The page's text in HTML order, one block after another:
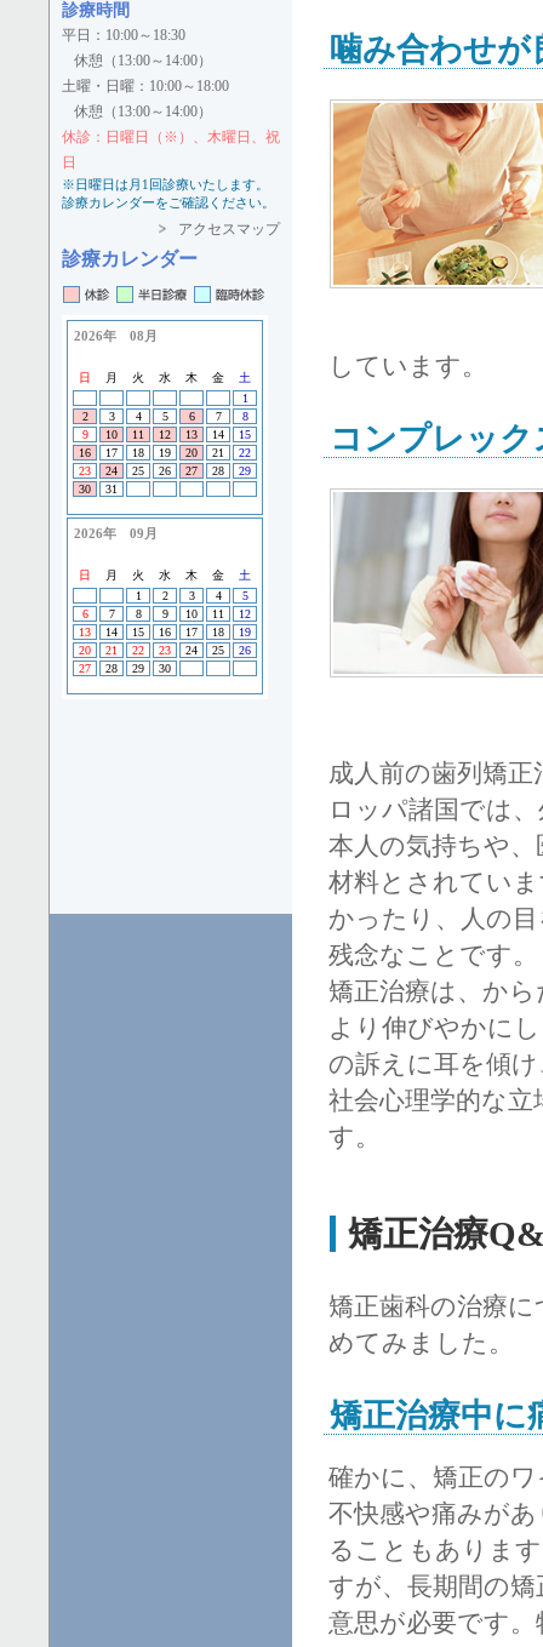
噛み合わせが
しています。
コンプレッ
成人前の歯列矯
ロッパ諸国では
本人の気持ちや
材料とされてい
かったり、人の
残念なことです。
矯正治療は、か
より伸びやかに
の訴えに耳を傾
社会心理学的な
す。
矯正治療
矯正歯科の治療
めてみました。
矯正治療中に
確かに、矯正の
不快感や痛みが
ることもありま
すが、長期間の
意思が必要です
診療時間
平日：10:00～18:30
休憩（13:00～14:00）
土曜・日曜：10:00～18:00
休憩（13:00～14:00）
休診：日曜日（※）、木曜日、祝
日
※日曜日は月1回診療いたします。
診療カレンダーをご確認ください。
アクセスマップ
診療カレンダー